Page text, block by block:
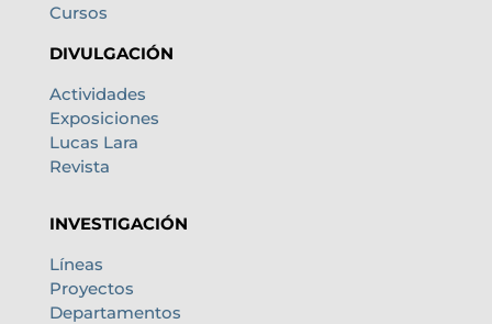
Cursos
DIVULGACIÓN
Actividades
Exposiciones
Lucas Lara
Revista
INVESTIGACIÓN
Líneas
Proyectos
Departamentos